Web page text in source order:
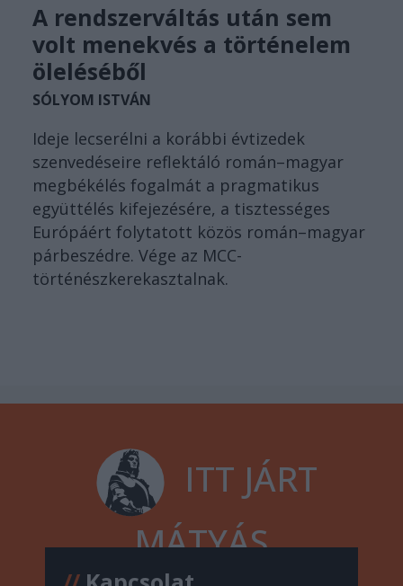
A rendszerváltás után sem
volt menekvés a történelem
öleléséből
SÓLYOM ISTVÁN
Ideje lecserélni a korábbi évtizedek
szenvedéseire reflektáló román–magyar
megbékélés fogalmát a pragmatikus
együttélés kifejezésére, a tisztességes
Európáért folytatott közös román–magyar
párbeszédre. Vége az MCC-
történészkerekasztalnak.
ITT JÁRT
MÁTYÁS